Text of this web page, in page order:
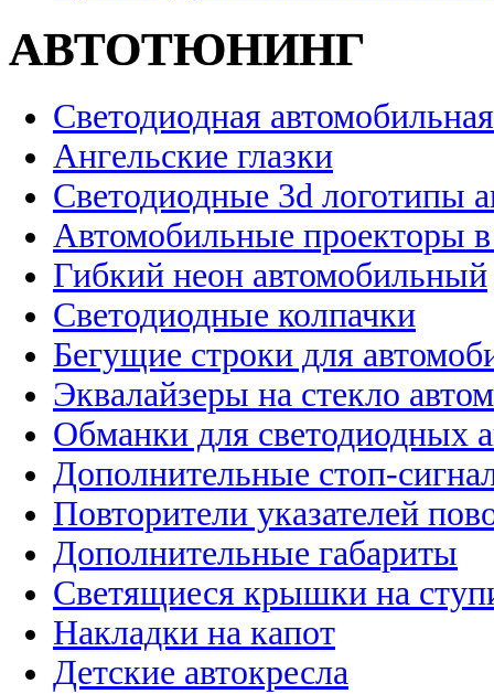
АВТОТЮНИНГ
Светодиодная
Ангельские глазки
Светодиодные 3d логотипы
Автомобильные проекторы
Гибкий неон автомобильный
Светодиодные колпачки
Бегущие строки для
Эквалайзеры на стекло
Обманки для светодиодных
Дополнительные стоп-
Повторители указателей
Дополнительные габариты
Светящиеся крышки на
Накладки на капот
Детские автокресла